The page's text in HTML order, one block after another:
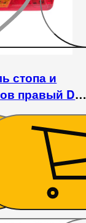
стопа и
правый DW